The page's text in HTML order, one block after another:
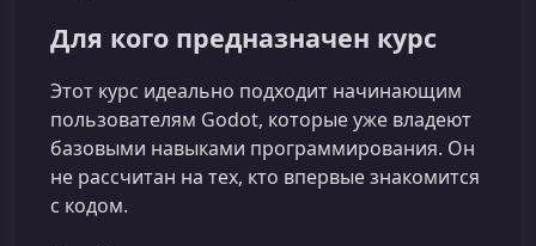
Для кого предназначен курс
Этот курс идеально подходит начинающим
пользователям Godot, которые уже владеют
базовыми навыками программирования. Он
не рассчитан на тех, кто впервые знакомится
с кодом.